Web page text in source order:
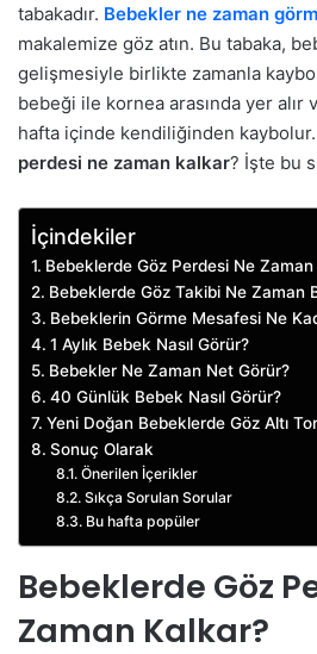
tabakadır. Bebekler ne zaman
makalemize göz atın. Bu tabaka,
gelişmesiyle birlikte zamanla
bebeği ile kornea arasında yer
hafta içinde kendiliğinden
perdesi ne zaman kalkar? İşte bu
İçindekiler
Bebeklerde Göz Perdesi Ne
Bebeklerde Göz Takibi Ne Zaman
Bebeklerin Görme Mesafesi Ne
1 Aylık Bebek Nasıl Görür?
Bebekler Ne Zaman Net Görür?
40 Günlük Bebek Nasıl Görür?
Yeni Doğan Bebeklerde Göz Altı
Sonuç Olarak
Önerilen İçerikler
Sıkça Sorulan Sorular
Bu hafta popüler
Bebeklerde Göz
Zaman Kalkar?